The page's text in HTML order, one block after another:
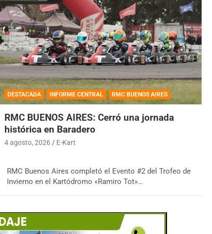
DESTACADA INFORME CENTRAL RMC BUENOS AIRES
RMC BUENOS AIRES: Cerró una jornada
histórica en Baradero
4 agosto, 2026 E-Kart
RMC Buenos Aires completó el Evento #2 del Trofeo de
Invierno en el Kartódromo «Ramiro Tot»…